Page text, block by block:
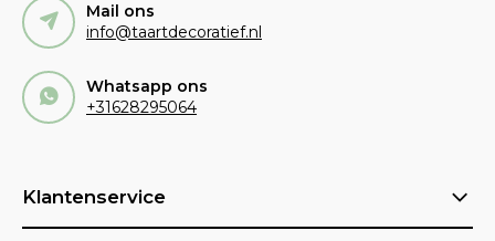
Mail ons
info@taartdecoratief.nl
Whatsapp ons
+31628295064
Klantenservice